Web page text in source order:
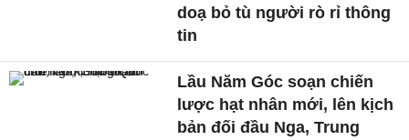
doạ bỏ tù người rò rỉ thông
tin
Lầu Năm Góc soạn chiến
lược hạt nhân mới, lên kịch
bản đối đầu Nga, Trung